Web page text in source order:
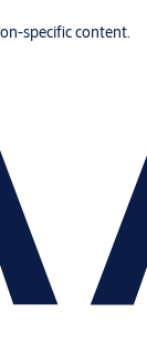
specific content.